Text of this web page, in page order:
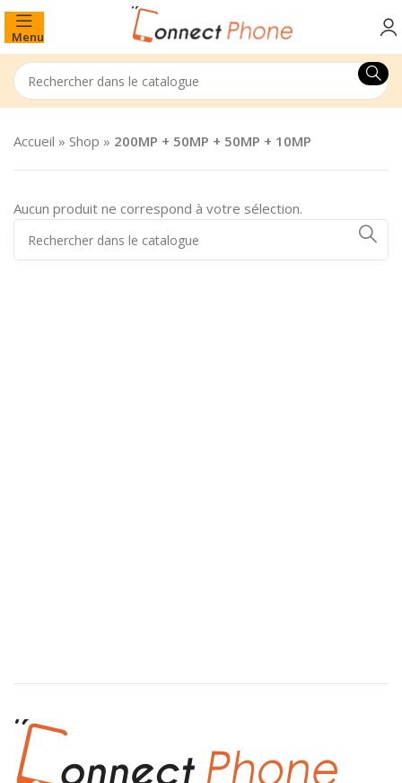
Menu
Accueil » Shop » 200MP + 50MP + 50MP + 10MP
Aucun produit ne correspond à votre sélection.